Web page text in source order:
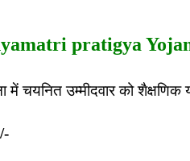
pratigya
में चयनित उम्मीदवार को